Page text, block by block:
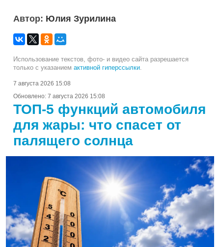
Автор: Юлия Зурилина
Использование текстов, фото- и видео сайта разрешается
только с указанием активной гиперссылки
7 августа 2026 15:08
Обновлено: 7 августа 2026 15:08
ТОП-5 функций автомобиля
для жары: что спасет от
палящего солнца